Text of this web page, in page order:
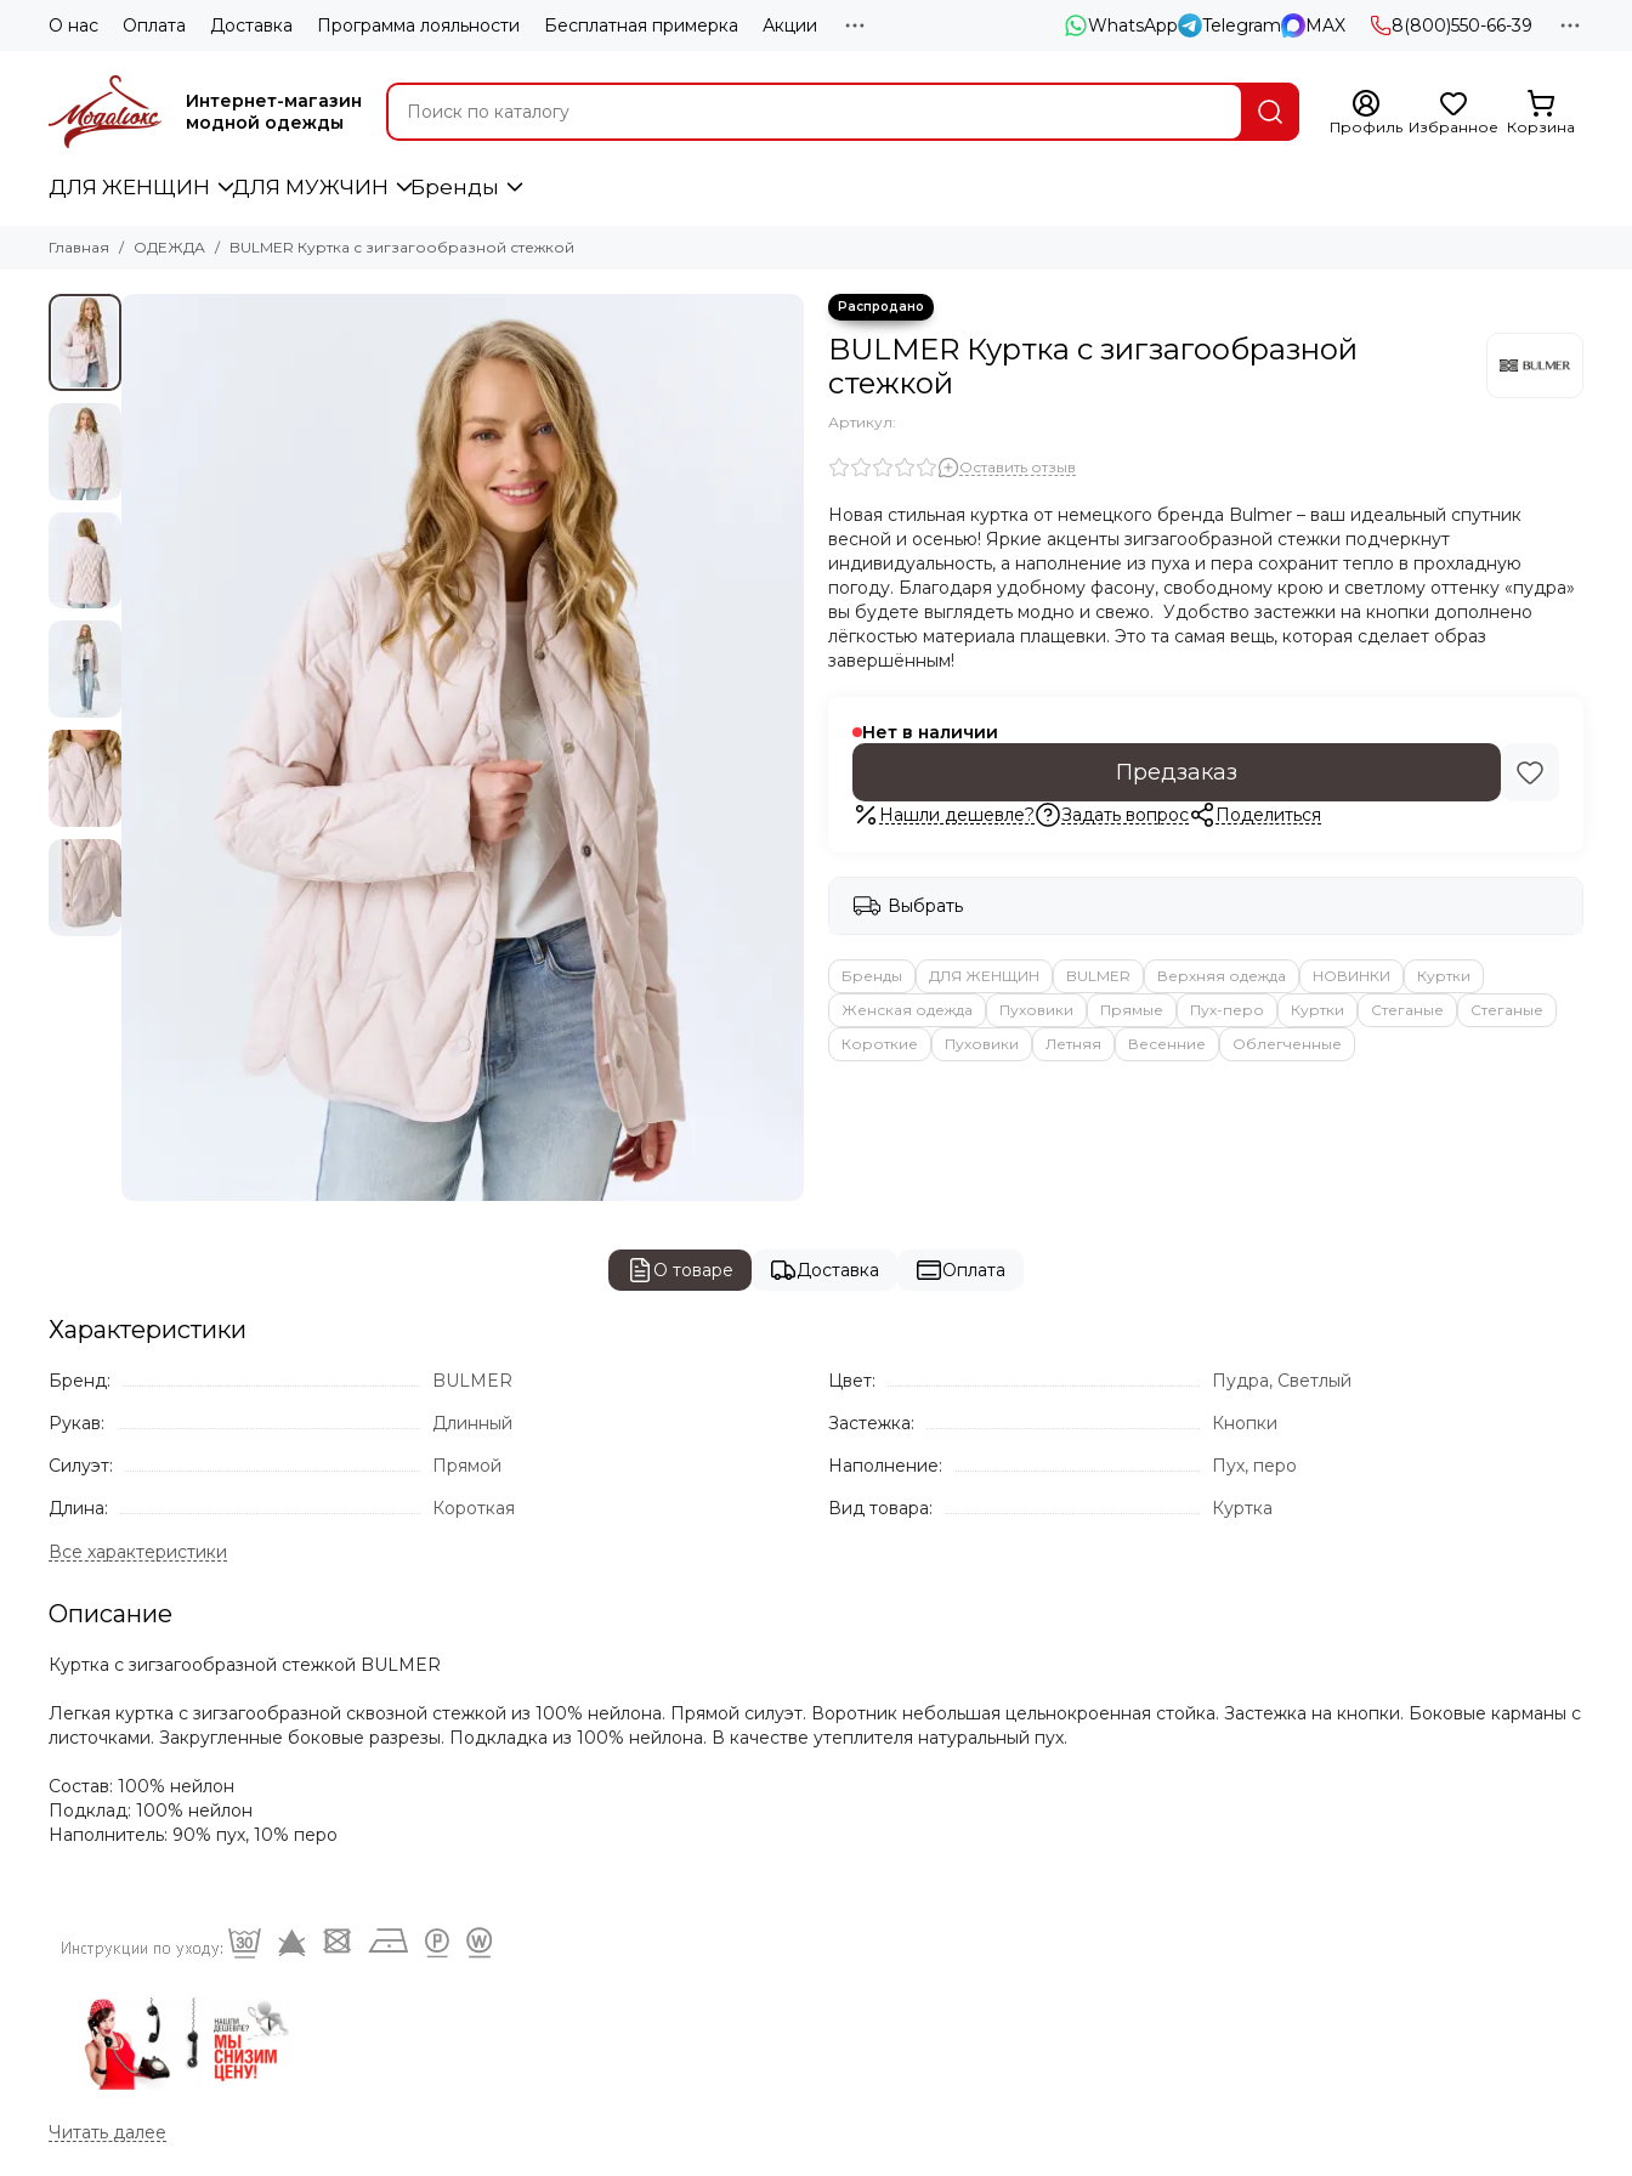
О нас Оплата Доставка Программа лояльности Бесплатная примерка Акции WhatsApp Telegram MAX 8(800)550-66-39
Интернет-магазин
модной одежды
Профиль Избранное Корзина
ДЛЯ ЖЕНЩИН ДЛЯ МУЖЧИН Бренды
Главная ОДЕЖДА BULMER Куртка с зигзагообразной стежкой
BULMER Куртка с зигзагообразной
стежкой
Артикул:
Оставить отзыв
Новая стильная куртка от немецкого бренда Bulmer – ваш идеальный спутник
весной и осенью! Яркие акценты зигзагообразной стежки подчеркнут
индивидуальность, а наполнение из пуха и пера сохранит тепло в прохладную
погоду. Благодаря удобному фасону, свободному крою и светлому оттенку «пудра»
вы будете выглядеть модно и свежо. Удобство застежки на кнопки дополнено
лёгкостью материала плащевки. Это та самая вещь, которая сделает образ
завершённым!
Нет в наличии
Предзаказ
Нашли дешевле? Задать вопрос Поделиться
Выбрать
Бренды ДЛЯ ЖЕНЩИН BULMER Верхняя одежда НОВИНКИ
Куртки
Женская одежда
Пуховики Прямые Пух-перо Куртки Стеганые
Стеганые
Короткие
Пуховики Летняя Весенние Облегченные
О товаре Доставка Оплата
Характеристики
Бренд:
BULMER
Рукав:
Длинный
Силуэт:
Прямой
Длина:
Короткая
Цвет:
Пудра, Светлый
Застежка:
Кнопки
Наполнение:
Пух, перо
Вид товара:
Куртка
Описание
Куртка с зигзагообразной стежкой BULMER
Легкая куртка с зигзагообразной сквозной стежкой из 100% нейлона. Прямой силуэт. Воротник небольшая цельнокроенная стойка. Застежка на кнопки. Боковые карманы с
листочками. Закругленные боковые разрезы. Подкладка из 100% нейлона. В качестве утеплителя натуральный пух.
Состав: 100% нейлон
Подклад: 100% нейлон
Наполнитель: 90% пух, 10% перо
МЫ ДОРОЖИМ ПОКУПАТЕЛЯМИ!